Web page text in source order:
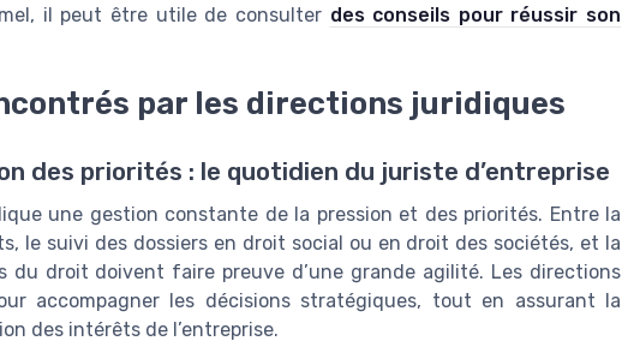
il peut être utile de consulter des conseils pour réussir son
par les directions juridiques
des priorités : le quotidien du juriste d’entreprise
une gestion constante de la pression et des priorités. Entre la
le suivi des dossiers en droit social ou en droit des sociétés, et la
du droit doivent faire preuve d’une grande agilité. Les directions
accompagner les décisions stratégiques, tout en assurant la
des intérêts de l’entreprise.